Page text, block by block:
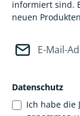
informiert sind.
neuen
Datenschutz
Ich habe die